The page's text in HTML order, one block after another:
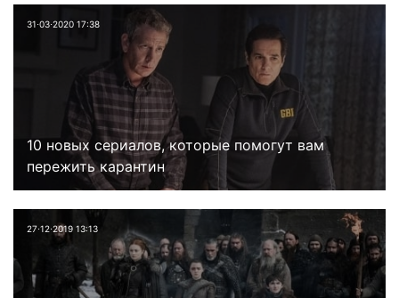
31⋅03⋅2020 17:38
10 новых сериалов, которые помогут вам
пережить карантин
27⋅12⋅2019 13:13